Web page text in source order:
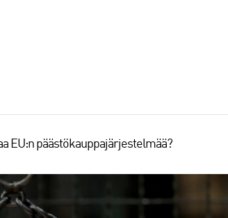
EU:n päästökauppajärjestelmää?